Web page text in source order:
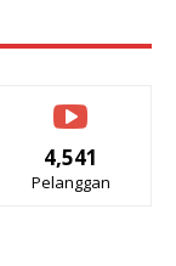
4,541
Pelanggan